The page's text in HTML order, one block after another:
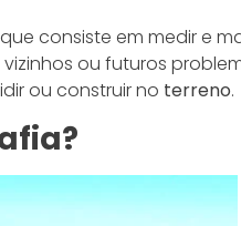
consiste em medir e
ou futuros
ou construir no terreno.